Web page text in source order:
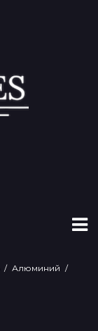
/ Алюминий /